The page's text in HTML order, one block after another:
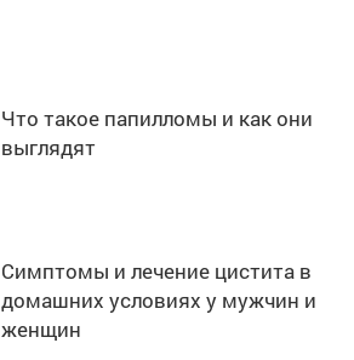
Что такое папилломы и как они
выглядят
Симптомы и лечение цистита в
домашних условиях у мужчин и
женщин